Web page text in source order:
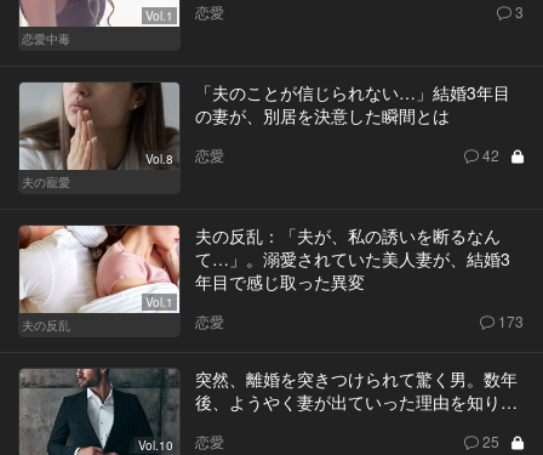
Vol.1
恋愛中毒
恋愛 3
Vol.8
夫の寵愛
「夫のことが信じられない…」結婚3年目
の妻が、別居を決意した瞬間とは
恋愛 42
Vol.1
夫の反乱
夫の反乱：「夫が、私の誘いを断るなん
て…」。溺愛されていた美人妻が、結婚3
年目で感じ取った異変
恋愛 173
Vol.10
突然、離婚を突きつけられて驚く男。数年
後、ようやく妻が出ていった理由を知り…
恋愛 25